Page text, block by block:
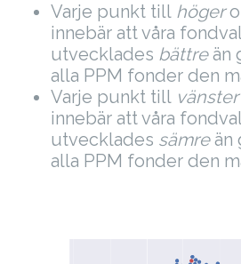
Varje punkt till höger
innebär att våra fondval
utvecklades bättreän
alla PPM fonder den
Varje punkt till vänster
innebär att våra fondval
utvecklades sämreän
alla PPM fonder den